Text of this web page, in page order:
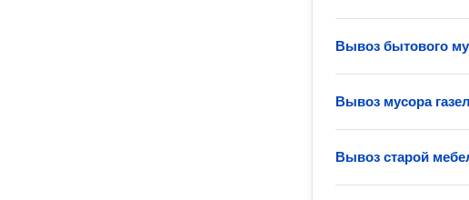
Вывоз бытового
Вывоз мусора
Вывоз старой